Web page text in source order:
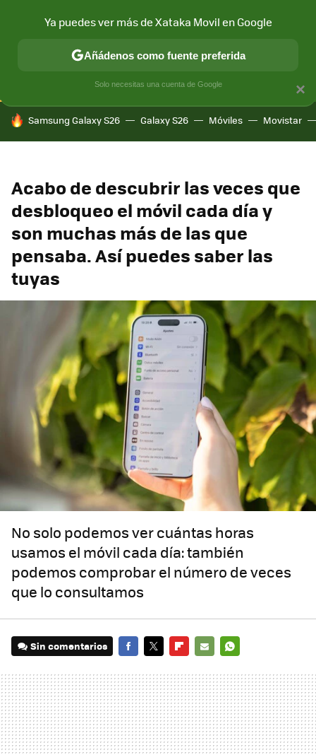
CONECTIVIDAD MÓVIL Y SOCIEDAD APLICACIONES
HOY SE HABLA DE
Samsung Galaxy S26 Galaxy S26 Móviles Movistar
Acabo de descubrir las veces que
desbloqueo el móvil cada día y
son muchas más de las que
pensaba. Así puedes saber las
tuyas
No solo podemos ver cuántas horas
usamos el móvil cada día: también
podemos comprobar el número de veces
que lo consultamos
Sin comentarios
MAIL
×
Ya puedes ver más de Xataka Movil en Google
Añádenos como fuente preferida
Solo necesitas una cuenta de Google